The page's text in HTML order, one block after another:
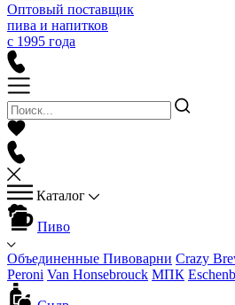
Оптовый поставщик
пива и напитков
с 1995 года
Каталог
Пиво
Объединенные Пивоварни Crazy
Peroni Van Honsebrouck МПК